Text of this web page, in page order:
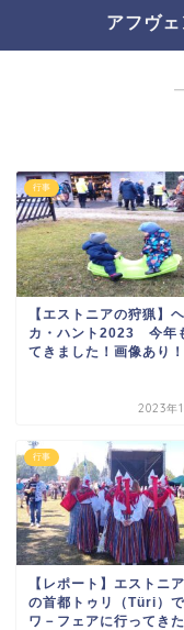
アフヴ
行事
【エストニアの狩猟】
カ・ハント2023 今年
てきました！画像あり！
2023年
行事
【レポート】エストニ
の首都トゥリ（Türi）
ワ－フェアに行ってき